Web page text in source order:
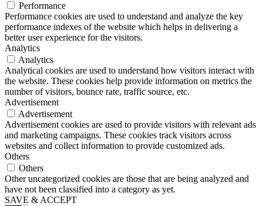
Performance
Performance cookies are used to understand and analyze the key
performance indexes of the website which helps in delivering a
better user experience for the visitors.
Analytics
Analytics
Analytical cookies are used to understand how visitors interact with
the website. These cookies help provide information on metrics the
number of visitors, bounce rate, traffic source, etc.
Advertisement
Advertisement
Advertisement cookies are used to provide visitors with relevant ads
and marketing campaigns. These cookies track visitors across
websites and collect information to provide customized ads.
Others
Others
Other uncategorized cookies are those that are being analyzed and
have not been classified into a category as yet.
SAVE & ACCEPT